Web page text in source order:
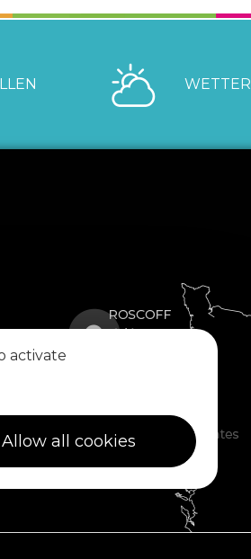
WETTER
activate
Allow all cookies